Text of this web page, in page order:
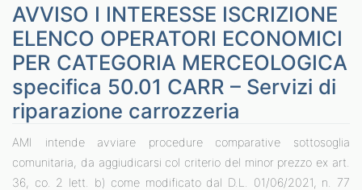
AVVISO I INTERESSE ISCRIZIONE
ELENCO OPERATORI ECONOMICI
PER CATEGORIA MERCEOLOGICA
specifica 50.01 CARR – Servizi di
riparazione carrozzeria
AMI intende avviare procedure comparative sottosoglia
comunitaria, da aggiudicarsi col criterio del minor prezzo ex art.
36, co. 2 lett. b) come modificato dal D.L. 01/06/2021, n. 77